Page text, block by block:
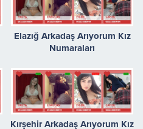
Elazığ Arkadaş Arıyorum Kız
Numaraları
Kırşehir Arkadaş Arıyorum Kız